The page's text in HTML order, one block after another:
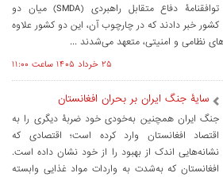
توافقنامۀ دفاع متقابل راهبردی (SMDA) میان دو
کشور خبر دادند که در چارچوب آن، این دو کشور علاوه
نظامی و امنیتی، متعهد می‌شدند ...
۲۵ خرداد ۱۴۰۵ ساعت ۱۱:۰۰
سایۀ جنگ ایران بر بحران افغانستان
جنگ ایران همچنین به‌خودی خود ضربۀ دیگری را به
اقتصاد افغانستان وارد کرده است؛ اقتصادی که
نشانه‌هایی اندک از بهبود را از خود نشان داده است.
افغانستان که به‌شدت به واردات مواد غذایی وابسته